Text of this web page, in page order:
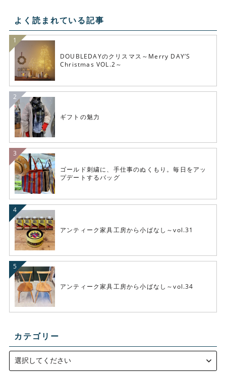
よく読まれている記事
DOUBLEDAYのクリスマス～Merry DAY’S
Christmas VOL.2～
ギフトの魅力
ゴールド刺繍に、手仕事のぬくもり。毎日をアッ
プデートするバッグ
アンティーク家具工房から小ばなし～vol.31
アンティーク家具工房から小ばなし～vol.34
カテゴリー